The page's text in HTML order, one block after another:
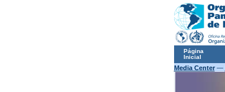
Página
Inicial
Media Center—